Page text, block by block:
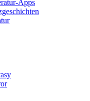
Apps